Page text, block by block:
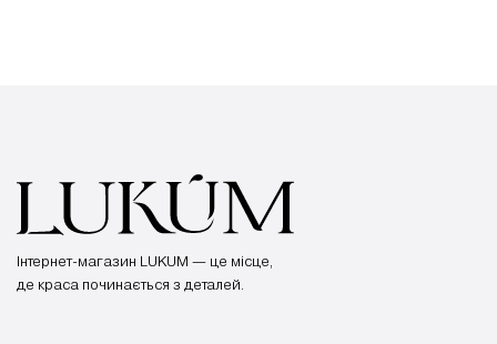
Інтернет-магазин LUKUM — це місце,
де краса починається з деталей.